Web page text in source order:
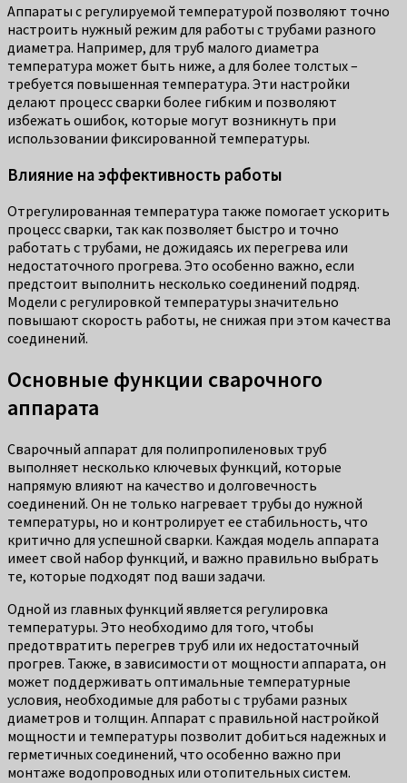
Аппараты с регулируемой температурой позволяют точно
настроить нужный режим для работы с трубами разного
диаметра. Например, для труб малого диаметра
температура может быть ниже, а для более толстых –
требуется повышенная температура. Эти настройки
делают процесс сварки более гибким и позволяют
избежать ошибок, которые могут возникнуть при
использовании фиксированной температуры.
Влияние на эффективность работы
Отрегулированная температура также помогает ускорить
процесс сварки, так как позволяет быстро и точно
работать с трубами, не дожидаясь их перегрева или
недостаточного прогрева. Это особенно важно, если
предстоит выполнить несколько соединений подряд.
Модели с регулировкой температуры значительно
повышают скорость работы, не снижая при этом качества
соединений.
Основные функции сварочного
аппарата
Сварочный аппарат для полипропиленовых труб
выполняет несколько ключевых функций, которые
напрямую влияют на качество и долговечность
соединений. Он не только нагревает трубы до нужной
температуры, но и контролирует ее стабильность, что
критично для успешной сварки. Каждая модель аппарата
имеет свой набор функций, и важно правильно выбрать
те, которые подходят под ваши задачи.
Одной из главных функций является регулировка
температуры. Это необходимо для того, чтобы
предотвратить перегрев труб или их недостаточный
прогрев. Также, в зависимости от мощности аппарата, он
может поддерживать оптимальные температурные
условия, необходимые для работы с трубами разных
диаметров и толщин. Аппарат с правильной настройкой
мощности и температуры позволит добиться надежных и
герметичных соединений, что особенно важно при
монтаже водопроводных или отопительных систем.